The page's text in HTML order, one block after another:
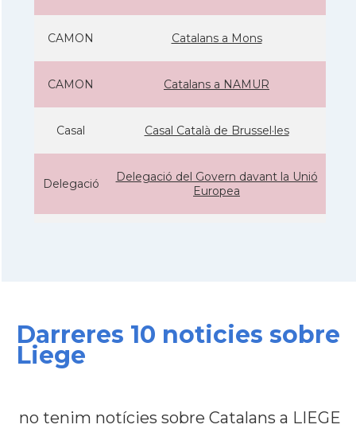
CAMON Catalans a Mons
CAMON Catalans a NAMUR
Casal Casal Català de Brussel·les
Delegació
Delegació del Govern davant la Unió
Europea
Darreres 10 noticies sobre
Liege
no tenim notícies sobre Catalans a LIEGE